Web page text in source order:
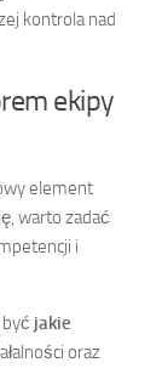
kontrola nad
ekipy
element
warto zadać
i
jakie
oraz